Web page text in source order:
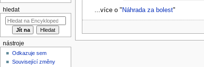
...více o " Náhrada za bolest"
hledat
nástroje
Odkazuje sem
Související změny